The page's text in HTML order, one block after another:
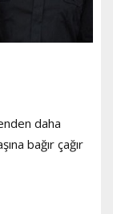
daha
bağır çağır